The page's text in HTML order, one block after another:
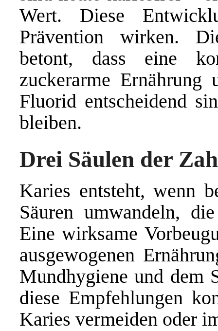
Wert. Diese
Prävention wirken.
betont, dass eine
zuckerarme
Fluorid entscheidend
bleiben.
Drei Säulen der
Karies entsteht, wenn
Säuren umwandeln,
Eine wirksame
ausgewogenen
Mundhygiene und dem
diese Empfehlungen
Karies vermeiden oder